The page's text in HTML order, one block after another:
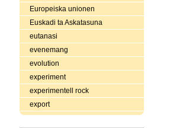
Europeiska unionen
Euskadi ta Askatasuna
eutanasi
evenemang
evolution
experiment
experimentell rock
export